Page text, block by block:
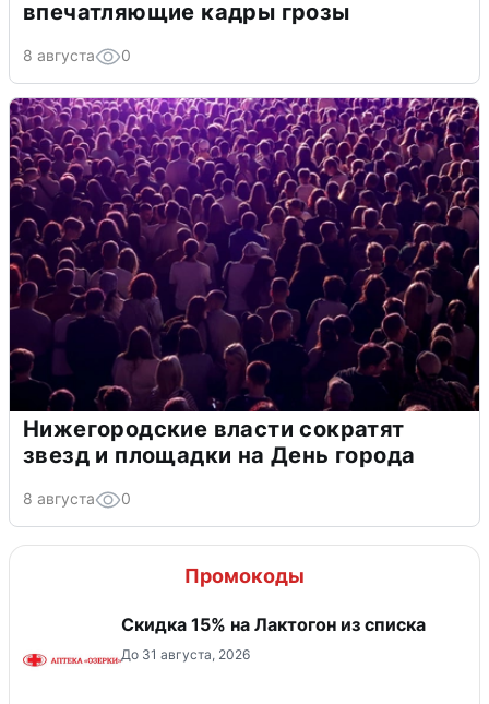
впечатляющие кадры грозы
8 августа 0
Нижегородские власти сократят
звезд и площадки на День города
8 августа 0
Промокоды
Скидка 15% на Лактогон из списка
До 31 августа, 2026